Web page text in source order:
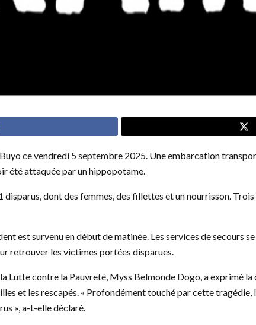
ce vendredi 5 septembre 2025. Une embarcation
été attaquée par un hippopotame.
dont des femmes, des fillettes et un nourrisson.
est survenu en début de matinée. Les services de secours
retrouver les victimes portées disparues.
Lutte contre la Pauvreté, Myss Belmonde Dogo, a exprimé
et les rescapés. « Profondément touché par cette tragédie,
», a-t-elle déclaré.